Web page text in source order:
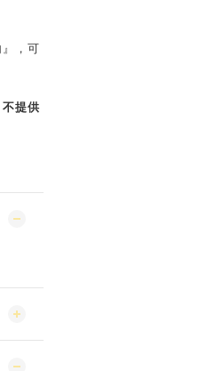
，可
不提供